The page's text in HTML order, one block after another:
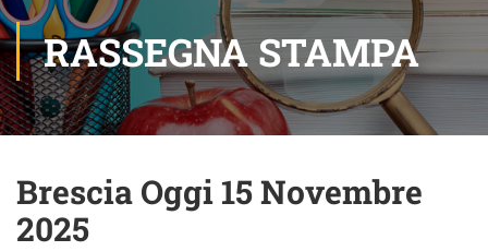
RASSEGNA STAMPA
Brescia Oggi 15 Novembre
2025